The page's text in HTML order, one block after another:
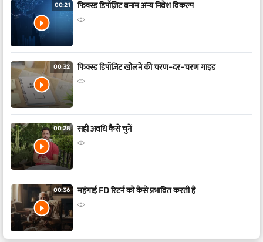
00:21 फिक्स्ड डिपॉज़िट बनाम अन्य निवेश विकल्प
00:32 फिक्स्ड डिपॉज़िट खोलने की चरण-दर-चरण गाइड
00:28 सही अवधि कैसे चुनें
00:36 महंगाई FD रिटर्न को कैसे प्रभावित करती है